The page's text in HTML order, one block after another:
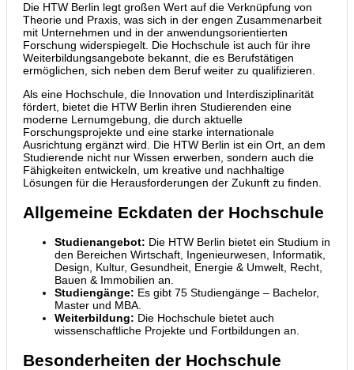
Die HTW Berlin legt großen Wert auf die Verknüpfung von
Theorie und Praxis, was sich in der engen Zusammenarbeit
mit Unternehmen und in der anwendungsorientierten
Forschung widerspiegelt. Die Hochschule ist auch für ihre
Weiterbildungsangebote bekannt, die es Berufstätigen
ermöglichen, sich neben dem Beruf weiter zu qualifizieren.
Als eine Hochschule, die Innovation und Interdisziplinarität
fördert, bietet die HTW Berlin ihren Studierenden eine
moderne Lernumgebung, die durch aktuelle
Forschungsprojekte und eine starke internationale
Ausrichtung ergänzt wird. Die HTW Berlin ist ein Ort, an dem
Studierende nicht nur Wissen erwerben, sondern auch die
Fähigkeiten entwickeln, um kreative und nachhaltige
Lösungen für die Herausforderungen der Zukunft zu finden.
Allgemeine Eckdaten der Hochschule
Studienangebot: Die HTW Berlin bietet ein Studium in
den Bereichen Wirtschaft, Ingenieurwesen, Informatik,
Design, Kultur, Gesundheit, Energie & Umwelt, Recht,
Bauen & Immobilien an.
Studiengänge: Es gibt 75 Studiengänge – Bachelor,
Master und MBA.
Weiterbildung: Die Hochschule bietet auch
wissenschaftliche Projekte und Fortbildungen an.
Besonderheiten der Hochschule